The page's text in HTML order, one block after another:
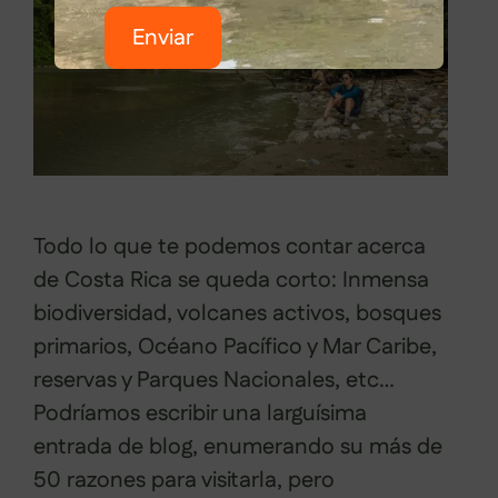
Todo lo que te podemos contar acerca
de Costa Rica se queda corto: Inmensa
biodiversidad, volcanes activos, bosques
primarios, Océano Pacífico y Mar Caribe,
reservas y Parques Nacionales, etc…
Podríamos escribir una larguísima
entrada de blog, enumerando su más de
50 razones para visitarla, pero
Enviar